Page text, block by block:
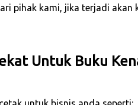
pihak kami, jika terjadi akan
Untuk Buku